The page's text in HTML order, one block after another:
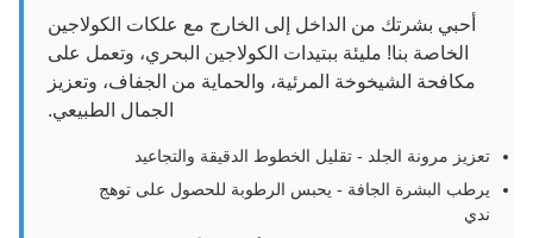
أحبي بشرتك من الداخل إلى الخارج مع علكات الكولاجين
الخاصة بنا! مليئة ببتيدات الكولاجين البحري، وتعمل على
مكافحة الشيخوخة المرئية، والحماية من الجفاف، وتعزيز
الجمال الطبيعي.
تعزيز مرونة الجلد - تقليل الخطوط الدقيقة والتجاعيد
يرطب البشرة الجافة - يحبس الرطوبة للحصول على توهج
ندي